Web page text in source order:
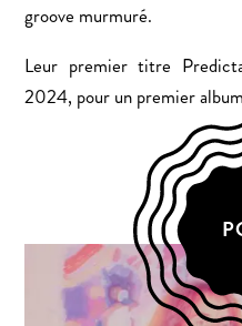
groove murmuré.
Leur premier titre
2024, pour un premier